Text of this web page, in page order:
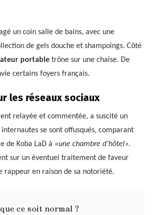
un coin salle de bains, avec une
de gels douche et shampoings. Côté
portable trône sur une chaise. De
certains foyers français.
les réseaux sociaux
relayée et commentée, a suscité un
se sont offusqués, comparant
de Koba LaD à «une chambre d’hôtel».
sur un éventuel traitement de faveur
rappeur en raison de sa notoriété.
ce soit normal ?